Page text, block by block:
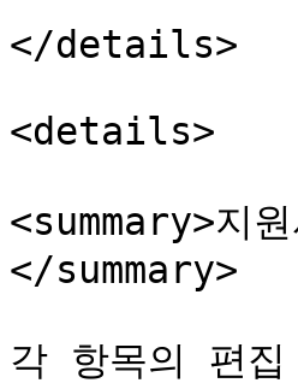
</details>
<details>
<summary>지
</summary>
각 항목의 편